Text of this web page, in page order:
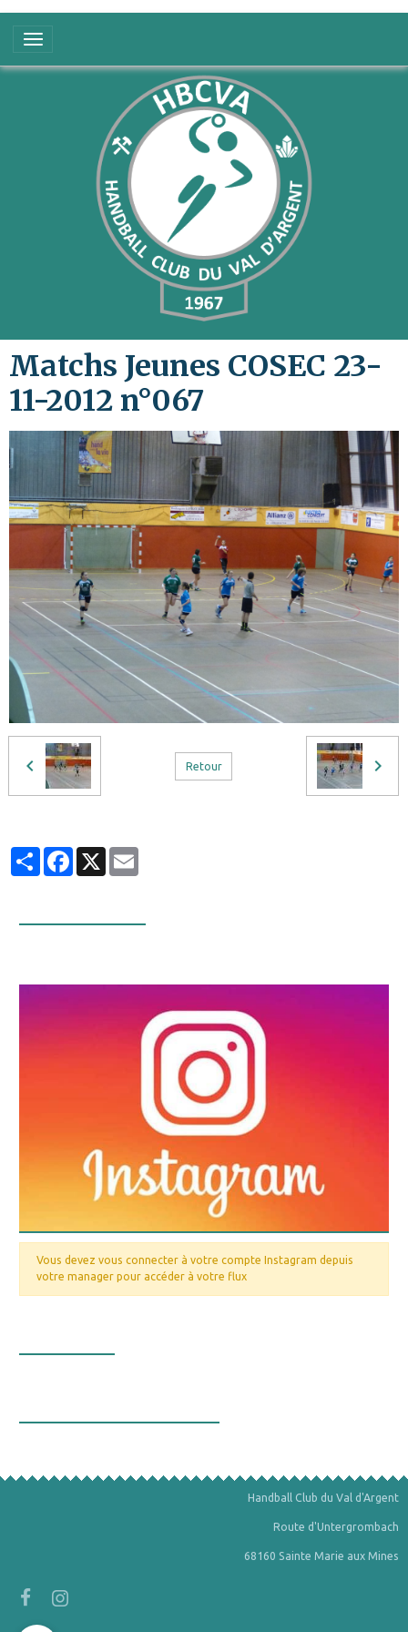
Matchs Jeunes COSEC 23-
11-2012 n°067
Retour
PartagerFacebook
X
Vous devez vous connecter à votre compte Instagram depuis
votre manager pour accéder à votre flux
Handball Club du Val d'Argent
Route d'Untergrombach
68160 Sainte Marie aux Mines